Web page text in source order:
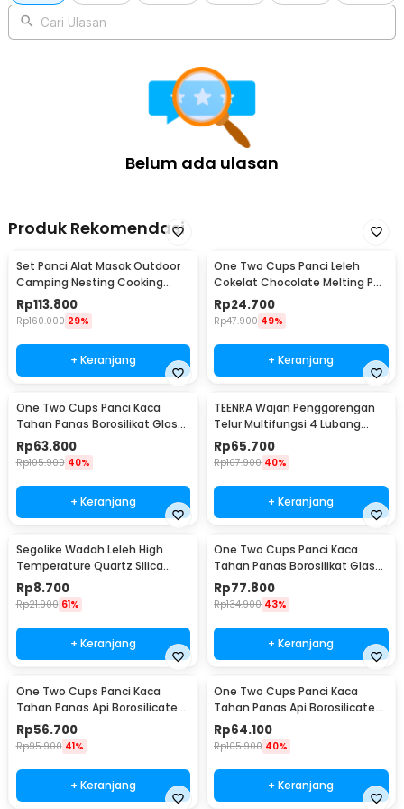
Cooking Pot 15cm - U-70
Cari Ulasan
Belum ada ulasan
Produk Rekomendasi
Set Panci Alat Masak Outdoor
Camping Nesting Cooking
Aluminium 7in1 - WH-200
Rp113.800
Rp160.000 29%
+ Keranjang
One Two Cups Panci Leleh
Cokelat Chocolate Melting Pot
Stainless Steel 400ml - JS22
Rp24.700
Rp47.900 49%
+ Keranjang
One Two Cups Panci Kaca
Tahan Panas Borosilikat Glass
Cooking Pot 15cm - I-26
Rp63.800
Rp105.900 40%
+ Keranjang
TEENRA Wajan Penggorengan
Telur Multifungsi 4 Lubang
Frying Pan 24.2cm 4 Lubang -
TW-376
Rp65.700
Rp107.900 40%
+ Keranjang
Segolike Wadah Leleh High
Temperature Quartz Silica
Melting Bowl - SG22
Rp8.700
Rp21.900 61%
+ Keranjang
One Two Cups Panci Kaca
Tahan Panas Borosilikat Glass
Cooking Pot 16cm - I-26
Rp77.800
Rp134.900 43%
+ Keranjang
One Two Cups Panci Kaca
Tahan Panas Api Borosilicate
Glass Cooking Pot 14cm - C-12
Rp56.700
Rp95.900 41%
+ Keranjang
One Two Cups Panci Kaca
Tahan Panas Api Borosilicate
Glass Cooking Pot 15cm - C-12
Rp64.100
Rp105.900 40%
+ Keranjang